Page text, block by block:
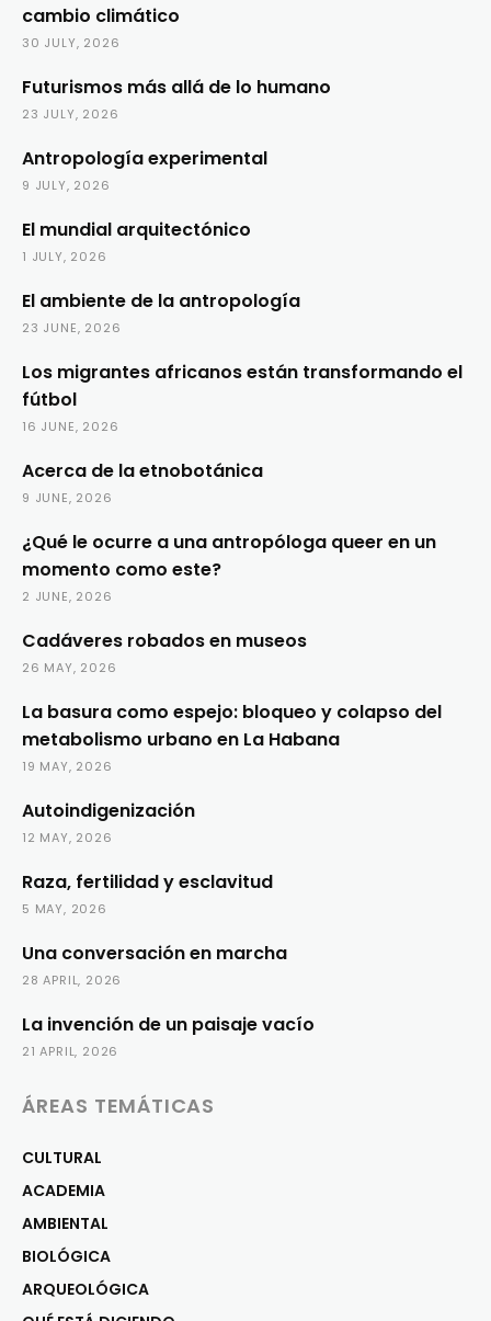
cambio climático
30 JULY, 2026
Futurismos más allá de lo humano
23 JULY, 2026
Antropología experimental
9 JULY, 2026
El mundial arquitectónico
1 JULY, 2026
El ambiente de la antropología
23 JUNE, 2026
Los migrantes africanos están transformando el
fútbol
16 JUNE, 2026
Acerca de la etnobotánica
9 JUNE, 2026
¿Qué le ocurre a una antropóloga queer en un
momento como este?
2 JUNE, 2026
Cadáveres robados en museos
26 MAY, 2026
La basura como espejo: bloqueo y colapso del
metabolismo urbano en La Habana
19 MAY, 2026
Autoindigenización
12 MAY, 2026
Raza, fertilidad y esclavitud
5 MAY, 2026
Una conversación en marcha
28 APRIL, 2026
La invención de un paisaje vacío
21 APRIL, 2026
ÁREAS TEMÁTICAS
CULTURAL
ACADEMIA
AMBIENTAL
BIOLÓGICA
ARQUEOLÓGICA